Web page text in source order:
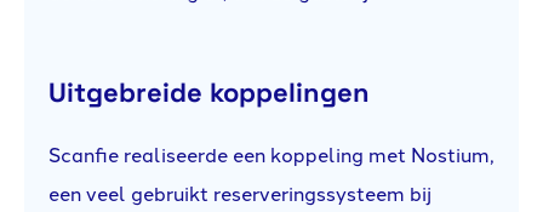
Uitgebreide koppelingen
Scanfie realiseerde een koppeling met Nostium,
een veel gebruikt reserveringssysteem bij